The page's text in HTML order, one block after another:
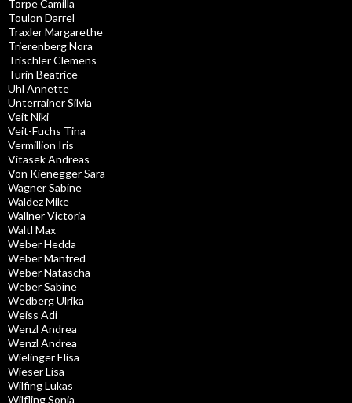
Torpe Camilla
Toulon Darrel
Traxler Margarethe
Trierenberg Nora
Trischler Clemens
Turin Beatrice
Uhl Annette
Unterrainer Silvia
Veit Niki
Veit-Fuchs Tina
Vermillion Iris
Vitasek Andreas
Von Kienegger Sara
Wagner Sabine
Waldez Mike
Wallner Victoria
Waltl Max
Weber Hedda
Weber Manfred
Weber Natascha
Weber Sabine
Wedberg Ulrika
Weiss Adi
Wenzl Andrea
Wenzl Andrea
Wielinger Elisa
Wieser Lisa
Wilfing Lukas
Wilfling Sonja